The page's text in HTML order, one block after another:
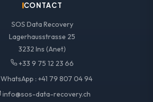
CONTACT
SOS Data Recovery
Lagerhausstrasse 25
3232 Ins (Anet)
+33 9 75 12 23 66
WhatsApp : +41 79 807 04 94
info@sos-data-recovery.ch